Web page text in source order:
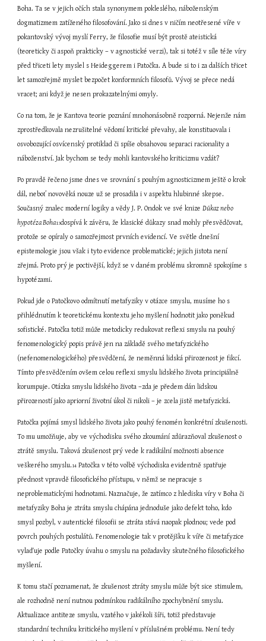
Boha. Ta se v jejich očích stala synonymem pokleslého, náboženským
dogmatizmem zatíženého filosofování. Jako si dnes v ničím neotřesené víře v
pokantovský vývoj myslí Ferry, že filosofie musí být prostě ateistická
(teoreticky či aspoň prakticky – v agnostické verzi), tak si totéž v síle téže víry
před třiceti lety myslel s Heideggerem i Patočka. A bude si to i za dalších třicet
let samozřejmě myslet bezpočet konformních filosofů. Vývoj se přece nedá
vracet; ani když je nesen prokazatelnými omyly.
Co na tom, že je Kantova teorie poznání mnohonásobně rozporná. Nejenže nám
zprostředkovala nezrušitelné vědomí kritické převahy, ale konstituovala i
osvobozující osvícenský protiklad či spíše obsahovou separaci racionality a
náboženství. Jak bychom se tedy mohli kantovského kriticizmu vzdát?
Po pravdě řečeno jsme dnes ve srovnání s pouhým agnosticizmem ještě o krok
dál, neboť novověká nouze už se prosadila i v aspektu hlubinné skepse.
Současný znalec moderní logiky a vědy J. P. Ondok ve své knize Důkaz nebo
hypotéza Boha13dospívá k závěru, že klasické důkazy snad mohly přesvědčovat,
protože se opíraly o samozřejmost prvních evidencí. Ve světle dnešní
epistemologie jsou však i tyto evidence problematické; jejich jistota není
zřejmá. Proto prý je poctivější, když se v daném problému skromně spokojíme s
hypotézami.
Pokud jde o Patočkovo odmítnutí metafyziky v otázce smyslu, musíme ho s
přihlédnutím k teoretickému kontextu jeho myšlení hodnotit jako poněkud
sofistické. Patočka totiž může metodicky redukovat reflexi smyslu na pouhý
fenomenologický popis právě jen na základě svého metafyzického
(nefenomenologického) přesvědčení, že neměnná lidská přirozenost je fikcí.
Tímto přesvědčením ovšem celou reflexi smyslu lidského života principiálně
korumpuje. Otázka smyslu lidského života –zda je předem dán lidskou
přirozeností jako apriorní životní úkol či nikoli – je zcela jistě metafyzická.
Patočka pojímá smysl lidského života jako pouhý fenomén konkrétní zkušenosti.
To mu umožňuje, aby ve východisku svého zkoumání zdůrazňoval zkušenost o
ztrátě smyslu. Taková zkušenost prý vede k radikální možnosti absence
veškerého smyslu.14 Patočka v této volbě východiska evidentně spatřuje
přednost vpravdě filosofického přístupu, v němž se nepracuje s
neproblematickými hodnotami. Naznačuje, že zatímco z hlediska víry v Boha či
metafyziky Boha je ztráta smyslu chápána jednoduše jako defekt toho, kdo
smysl pozbyl, v autentické filosofii se ztráta stává naopak plodnou; vede pod
povrch pouhých postulátů. Fenomenologie tak v protějšku k víře či metafyzice
vylaďuje podle Patočky úvahu o smyslu na požadavky skutečného filosofického
myšlení.
K tomu stačí poznamenat, že zkušenost ztráty smyslu může být sice stimulem,
ale rozhodně není nutnou podmínkou radikálního zpochybnění smyslu.
Aktualizace antiteze smyslu, vzatého v jakékoli šíři, totiž představuje
standardní techniku kritického myšlení v příslušném problému. Není tedy